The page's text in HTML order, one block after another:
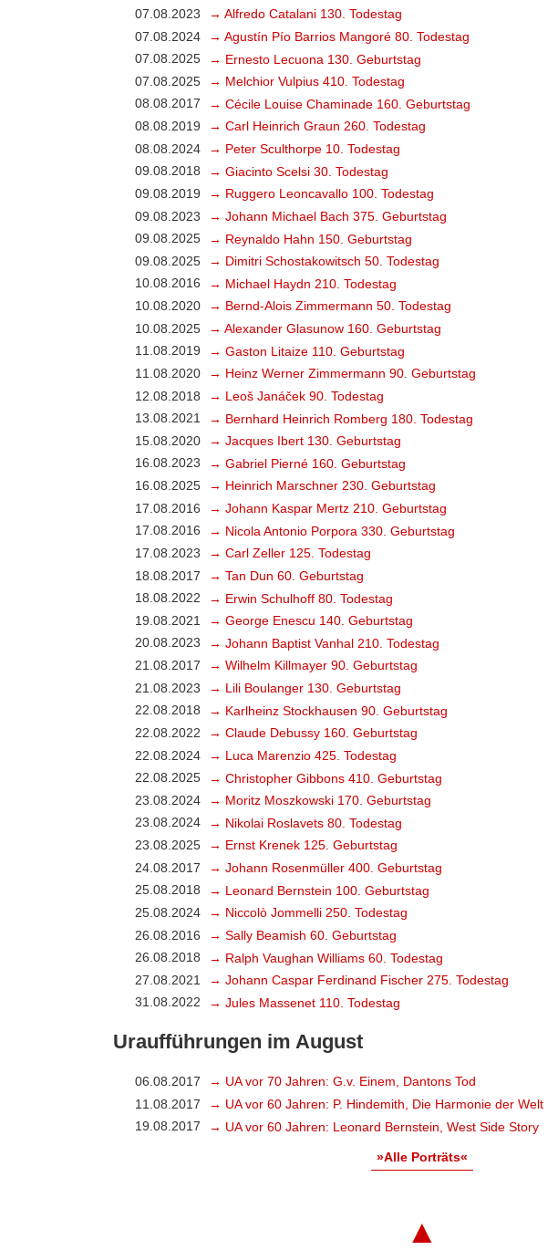
07.08.2023
→ Alfredo Catalani 130. Todestag
07.08.2024
→ Agustín Pío Barrios Mangoré 80. Todestag
07.08.2025
→ Ernesto Lecuona 130. Geburtstag
07.08.2025
→ Melchior Vulpius 410. Todestag
08.08.2017
→ Cécile Louise Chaminade 160. Geburtstag
08.08.2019
→ Carl Heinrich Graun 260. Todestag
08.08.2024
→ Peter Sculthorpe 10. Todestag
09.08.2018
→ Giacinto Scelsi 30. Todestag
09.08.2019
→ Ruggero Leoncavallo 100. Todestag
09.08.2023
→ Johann Michael Bach 375. Geburtstag
09.08.2025
→ Reynaldo Hahn 150. Geburtstag
09.08.2025
→ Dimitri Schostakowitsch 50. Todestag
10.08.2016
→ Michael Haydn 210. Todestag
10.08.2020
→ Bernd-Alois Zimmermann 50. Todestag
10.08.2025
→ Alexander Glasunow 160. Geburtstag
11.08.2019
→ Gaston Litaize 110. Geburtstag
11.08.2020
→ Heinz Werner Zimmermann 90. Geburtstag
12.08.2018
→ Leoš Janáček 90. Todestag
13.08.2021
→ Bernhard Heinrich Romberg 180. Todestag
15.08.2020
→ Jacques Ibert 130. Geburtstag
16.08.2023
→ Gabriel Pierné 160. Geburtstag
16.08.2025
→ Heinrich Marschner 230. Geburtstag
17.08.2016
→ Johann Kaspar Mertz 210. Geburtstag
17.08.2016
→ Nicola Antonio Porpora 330. Geburtstag
17.08.2023
→ Carl Zeller 125. Todestag
18.08.2017
→ Tan Dun 60. Geburtstag
18.08.2022
→ Erwin Schulhoff 80. Todestag
19.08.2021
→ George Enescu 140. Geburtstag
20.08.2023
→ Johann Baptist Vanhal 210. Todestag
21.08.2017
→ Wilhelm Killmayer 90. Geburtstag
21.08.2023
→ Lili Boulanger 130. Geburtstag
22.08.2018
→ Karlheinz Stockhausen 90. Geburtstag
22.08.2022
→ Claude Debussy 160. Geburtstag
22.08.2024
→ Luca Marenzio 425. Todestag
22.08.2025
→ Christopher Gibbons 410. Geburtstag
23.08.2024
→ Moritz Moszkowski 170. Geburtstag
23.08.2024
→ Nikolai Roslavets 80. Todestag
23.08.2025
→ Ernst Krenek 125. Geburtstag
24.08.2017
→ Johann Rosenmüller 400. Geburtstag
25.08.2018
→ Leonard Bernstein 100. Geburtstag
25.08.2024
→ Niccolò Jommelli 250. Todestag
26.08.2016
→ Sally Beamish 60. Geburtstag
26.08.2018
→ Ralph Vaughan Williams 60. Todestag
27.08.2021
→ Johann Caspar Ferdinand Fischer 275. Todestag
31.08.2022
→ Jules Massenet 110. Todestag
Uraufführungen im August
06.08.2017
→ UA vor 70 Jahren: G.v. Einem, Dantons Tod
11.08.2017
→ UA vor 60 Jahren: P. Hindemith, Die Harmonie der Welt
19.08.2017
→ UA vor 60 Jahren: Leonard Bernstein, West Side Story
»Alle Porträts«
▲